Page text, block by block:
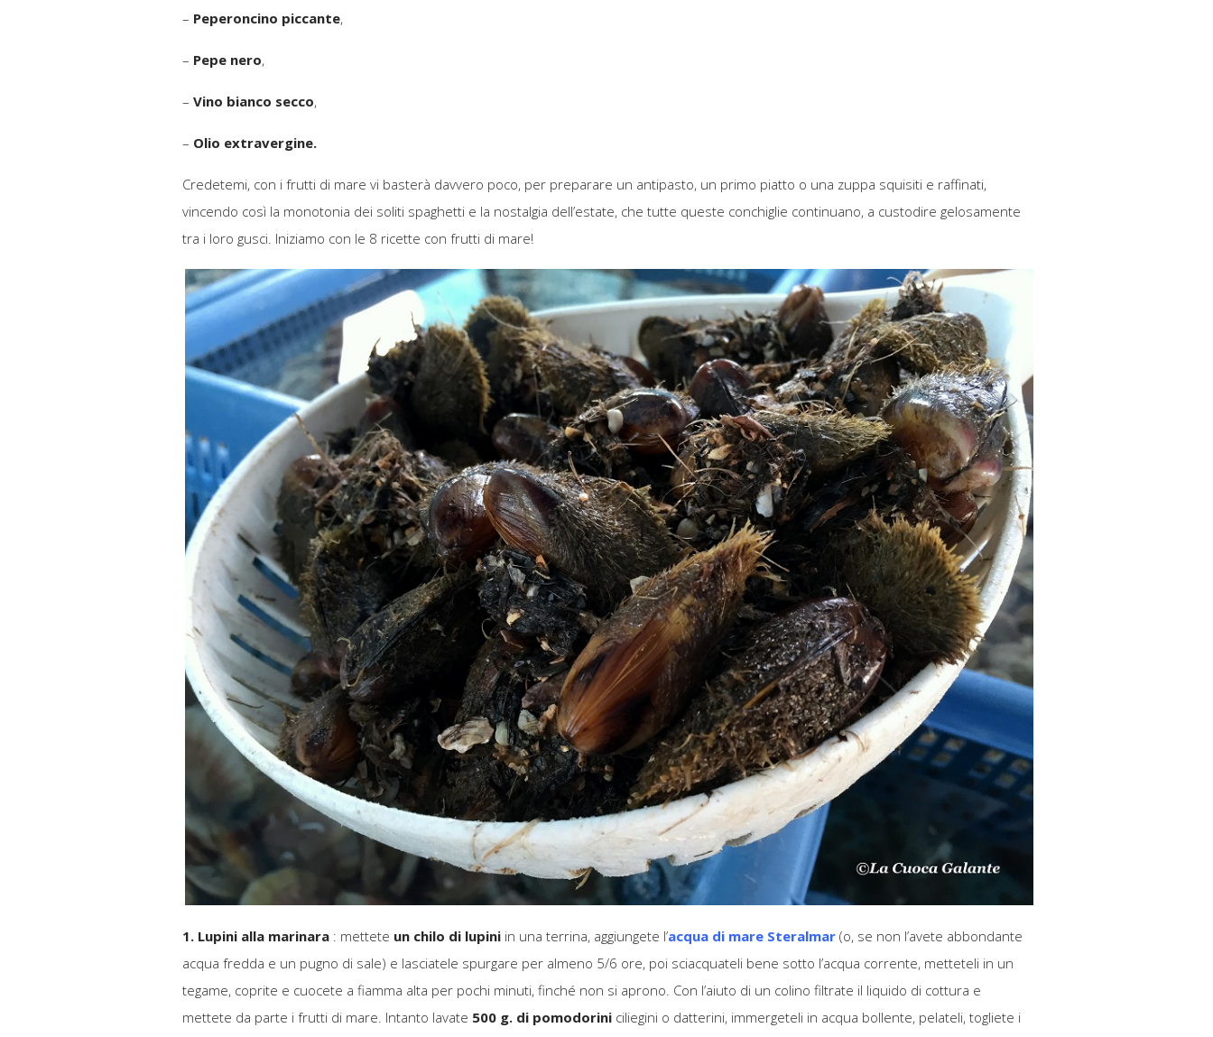
– Peperoncino piccante,
– Pepe nero,
– Vino bianco secco,
– Olio extravergine.
Credetemi, con i frutti di mare vi basterà davvero poco, per preparare un antipasto, un primo piatto o una zuppa squisiti e raffinati,
vincendo così la monotonia dei soliti spaghetti e la nostalgia dell’estate, che tutte queste conchiglie continuano, a custodire gelosamente
tra i loro gusci. Iniziamo con le 8 ricette con frutti di mare!
1. Lupini alla marinara : mettete un chilo di lupini in una terrina, aggiungete l’acqua di mare Steralmar (o, se non l’avete abbondante
acqua fredda e un pugno di sale) e lasciatele spurgare per almeno 5/6 ore, poi sciacquateli bene sotto l’acqua corrente, metteteli in un
tegame, coprite e cuocete a fiamma alta per pochi minuti, finché non si aprono. Con l’aiuto di un colino filtrate il liquido di cottura e
mettete da parte i frutti di mare. Intanto lavate 500 g. di pomodorini ciliegini o datterini, immergeteli in acqua bollente, pelateli, togliete i